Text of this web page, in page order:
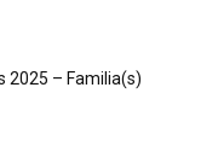
2025 – Familia(s)